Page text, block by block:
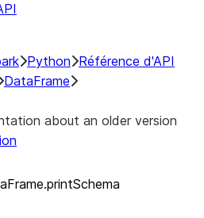
Python Référence d'API
DataFrame
about an older version